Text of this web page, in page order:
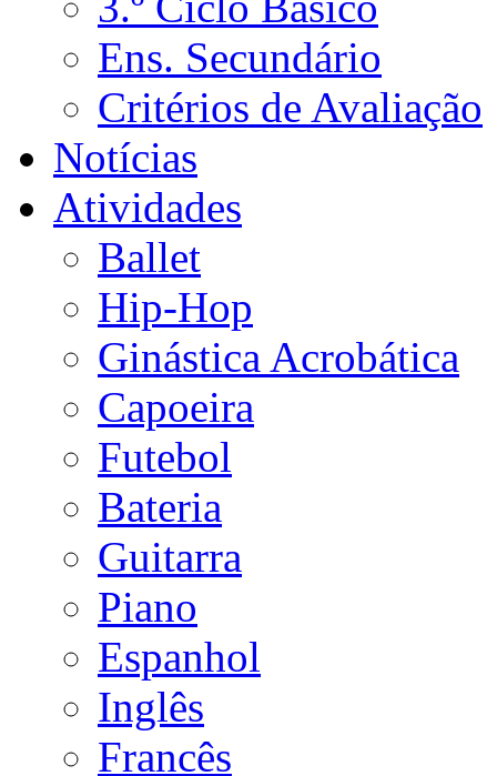
Ens. Secundário
Critérios de Avaliação
Notícias
Atividades
Ballet
Hip-Hop
Ginástica Acrobática
Capoeira
Futebol
Bateria
Guitarra
Piano
Espanhol
Inglês
Francês